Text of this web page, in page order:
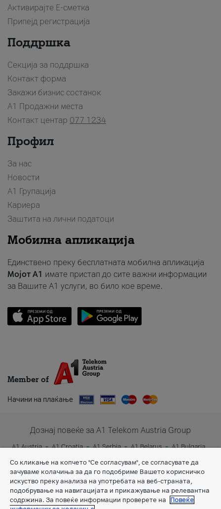
Активирајте Е-сметка
Припејд регистрација
Поддршка
Секција за поддршка
Контакт форма
Закажи бизнис состанок
A1 Продажни места
Контакт центар 077 1234
Профил
За нас
Новости
А1 Групација
Кариера
Заштита на лични податоци
Мобилна апликација
Единствено преку бесплатната мобилна апликација
Мојот A1 имате пристап до сите важни информации
за Вашите A1 услуги, во било кое време.
Member of
Начини на плаќање
Дознај повеќе за A1 Telekom Austria Group
A1 Austria A1 Croatia A1 Serbia A1 Belarus
A1 Bulgaria
Со кликање на копчето "Се согласувам", се согласувате да
зачуваме колачиња за да го подобриме Вашето корисничко
искуство преку анализа на употребата на веб-страната,
подобрување на навигацијата и прикажување на релевантна
содржина. За повеќе информации проверете на
Повеќе